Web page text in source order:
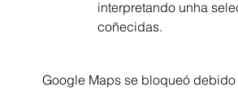
interpretando unha
coñecidas.
Google Maps se bloqueó